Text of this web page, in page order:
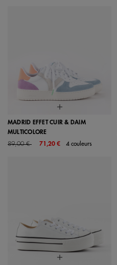
MADRID EFFET CUIR & DAIM
MULTICOLORE
Price reduced from
89,00 €to 71,20 € 4 couleurs